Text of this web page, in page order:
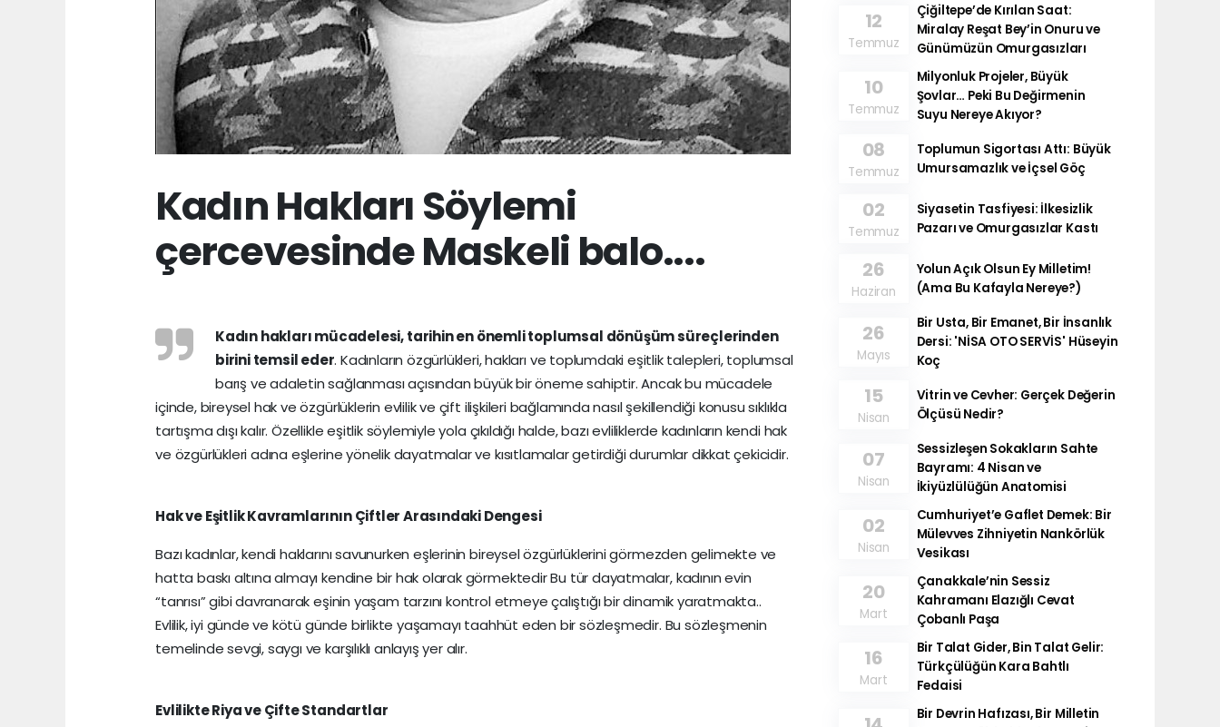
Kadın Hakları Söylemi
çercevesinde Maskeli balo....
Kadın hakları mücadelesi, tarihin en önemli toplumsal dönüşüm süreçlerinden
birini temsil eder. Kadınların özgürlükleri, hakları ve toplumdaki eşitlik talepleri, toplumsal
barış ve adaletin sağlanması açısından büyük bir öneme sahiptir. Ancak bu mücadele
içinde, bireysel hak ve özgürlüklerin evlilik ve çift ilişkileri bağlamında nasıl şekillendiği konusu sıklıkla
tartışma dışı kalır. Özellikle eşitlik söylemiyle yola çıkıldığı halde, bazı evliliklerde kadınların kendi hak
ve özgürlükleri adına eşlerine yönelik dayatmalar ve kısıtlamalar getirdiği durumlar dikkat çekicidir.
Hak ve Eşitlik Kavramlarının Çiftler Arasındaki Dengesi
Bazı kadınlar, kendi haklarını savunurken eşlerinin bireysel özgürlüklerini görmezden gelimekte ve
hatta baskı altına almayı kendine bir hak olarak görmektedir Bu tür dayatmalar, kadının evin
“tanrısı” gibi davranarak eşinin yaşam tarzını kontrol etmeye çalıştığı bir dinamik yaratmakta..
Evlilik, iyi günde ve kötü günde birlikte yaşamayı taahhüt eden bir sözleşmedir. Bu sözleşmenin
temelinde sevgi, saygı ve karşılıklı anlayış yer alır.
Evlilikte Riya ve Çifte Standartlar
12
Temmuz
Çiğiltepe’de Kırılan Saat:
Miralay Reşat Bey’in Onuru ve
Günümüzün Omurgasızları
10
Temmuz
Milyonluk Projeler, Büyük
Şovlar… Peki Bu Değirmenin
Suyu Nereye Akıyor?
08
Temmuz
Toplumun Sigortası Attı: Büyük
Umursamazlık ve İçsel Göç
02
Temmuz
Siyasetin Tasfiyesi: İlkesizlik
Pazarı ve Omurgasızlar Kastı
26
Haziran
​Yolun Açık Olsun Ey Milletim!
(Ama Bu Kafayla Nereye?)
26
Mayıs
Bir Usta, Bir Emanet, Bir İnsanlık
Dersi: 'NİSA OTO SERVİS' Hüseyin
Koç
15
Nisan
Vitrin ve Cevher: Gerçek Değerin
Ölçüsü Nedir?
07
Nisan
Sessizleşen Sokakların Sahte
Bayramı: 4 Nisan ve
İkiyüzlülüğün Anatomisi
02
Nisan
Cumhuriyet’e Gaflet Demek: Bir
Mülevves Zihniyetin Nankörlük
Vesikası
20
Mart
Çanakkale’nin Sessiz
Kahramanı Elazığlı Cevat
Çobanlı Paşa
16
Mart
Bir Talat Gider, Bin Talat Gelir:
Türkçülüğün Kara Bahtlı
Fedaisi
Bir Devrin Hafızası, Bir Milletin